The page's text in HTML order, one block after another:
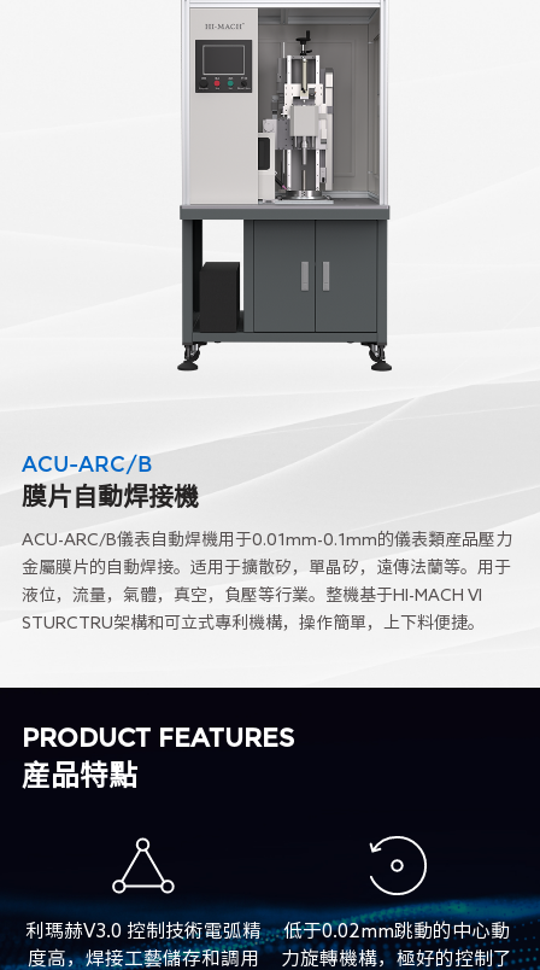
ACU-ARC/B
膜片自動焊接機
ACU-ARC/B儀表自動焊機用于0.01mm-0.1mm的儀表類産品壓力
金屬膜片的自動焊接。适用于擴散矽，單晶矽，遠傳法蘭等。用于
液位，流量，氣體，真空，負壓等行業。整機基于HI-MACH VI
STURCTRU架構和可立式專利機構，操作簡單，上下料便捷。
PRODUCT FEATURES
産品特點
利瑪赫V3.0 控制技術電弧精
度高，焊接工藝儲存和調用
低于0.02mm跳動的中心動
力旋轉機構，極好的控制了